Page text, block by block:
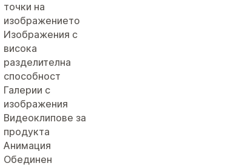
точки на
изображението
Изображения с
висока
разделителна
способност
Галерии с
изображения
Видеоклипове за
продукта
Анимация
Обединен